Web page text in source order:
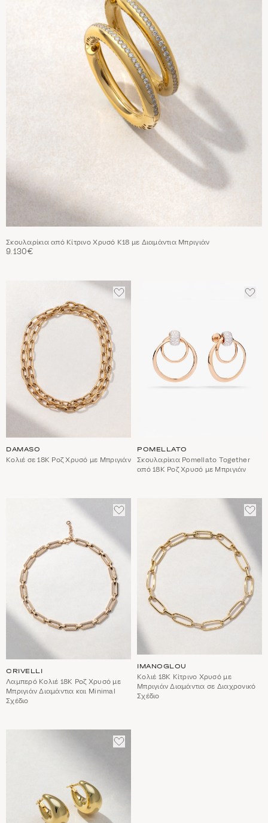
Σκουλαρίκια από Κίτρινο Χρυσό Κ18 με Διαμάντια Μπριγιάν
9.130€
ΠΡΟΣΘΈΣΤΕ
ΣΤΑ
DAMASO
Κολιέ σε 18Κ Ροζ Χρυσό με Μπριγιάν
POMELLATO
Σκουλαρίκια Pomellato Together
από 18Κ Ροζ Χρυσό με Μπριγιάν
ΠΡΟΣΘΈΣΤΕ
ΣΤΑ
CRIVELLI
Λαμπερό Κολιέ 18Κ Ροζ Χρυσό με
Μπριγιάν Διαμάντια και Minimal
Σχέδιο
ΣΤΑ
IMANOGLOU
Κολιέ 18Κ Κίτρινο Χρυσό με
Μπριγιάν Διαμάντια σε Διαχρονικό
Σχέδιο
ΠΡΟΣΘΈΣΤΕ
ΣΤΑ